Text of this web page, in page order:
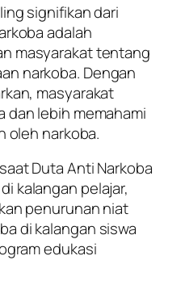
signifikan dari
adalah
masyarakat tentang
narkoba. Dengan
masyarakat
dan lebih memahami
oleh narkoba.
Duta Anti Narkoba
kalangan pelajar,
penurunan niat
di kalangan siswa
edukasi